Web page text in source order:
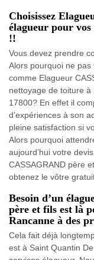
Choisissez
élagueur pour
!!
Vous devez prendre
Alors pourquoi ne
comme Elagueur
nettoyage de toiture
17800? En effet il
d’expériences à son
pleine satisfaction si
Alors pourquoi
aujourd’hui votre
CASSAGRAND père
obtenez le vôtre
Besoin d’un
père et fils est là
Rancanne à des
Cela fait déjà
est à Saint Quantin